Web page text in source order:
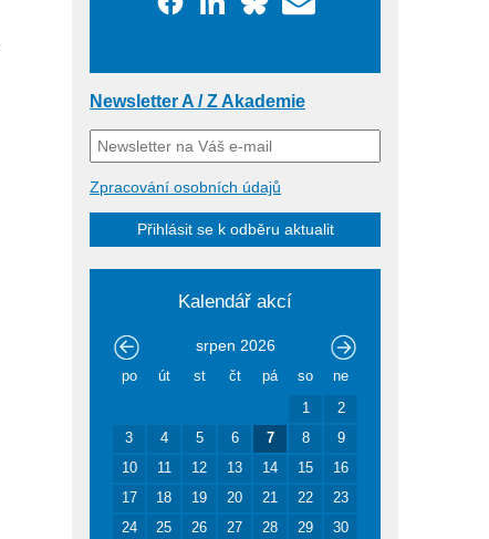
Newsletter A / Z Akademie
Zpracování osobních údajů
Přihlásit se k odběru aktualit
Kalendář akcí
srpen 2026
po út st čt pá so ne
1
2
3
4 5 6 7 8
9
10
11 12 13 14 15
16
17
18 19 20 21 22
23
24
25 26 27 28 29
30